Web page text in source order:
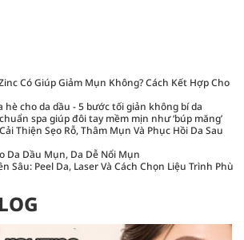
Có Giúp Giảm Mụn Không? Cách Kết Hợp Cho
hè cho da dầu - 5 bước tối giản không bí da
spa giúp đôi tay mềm mịn như ‘búp măng’
Thiện Sẹo Rỗ, Thâm Mụn Và Phục Hồi Da Sau
Da Dầu Mụn, Da Dễ Nổi Mụn
Sâu: Peel Da, Laser Và Cách Chọn Liệu Trình Phù